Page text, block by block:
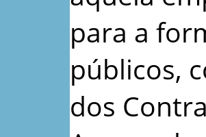
para a
públicos,
dos